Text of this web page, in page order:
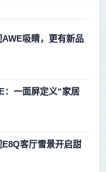
吸睛，更有新品
：一面屏定义“家居
客厅雪景开启甜